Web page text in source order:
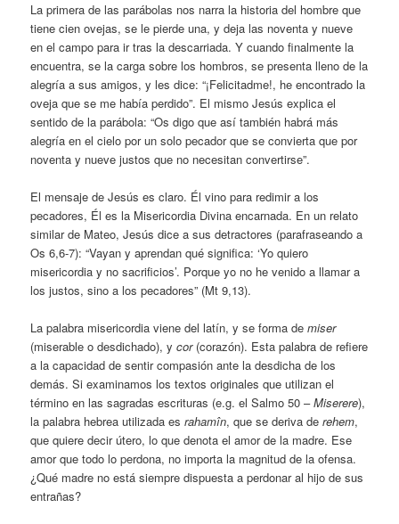
La primera de las parábolas nos narra la historia del hombre que
tiene cien ovejas, se le pierde una, y deja las noventa y nueve
en el campo para ir tras la descarriada. Y cuando finalmente la
encuentra, se la carga sobre los hombros, se presenta lleno de la
alegría a sus amigos, y les dice: “¡Felicitadme!, he encontrado la
oveja que se me había perdido”. El mismo Jesús explica el
sentido de la parábola: “Os digo que así también habrá más
alegría en el cielo por un solo pecador que se convierta que por
noventa y nueve justos que no necesitan convertirse”.
El mensaje de Jesús es claro. Él vino para redimir a los
pecadores, Él es la Misericordia Divina encarnada. En un relato
similar de Mateo, Jesús dice a sus detractores (parafraseando a
Os 6,6-7): “Vayan y aprendan qué significa: ‘Yo quiero
misericordia y no sacrificios’. Porque yo no he venido a llamar a
los justos, sino a los pecadores” (Mt 9,13).
La palabra misericordia viene del latín, y se forma demiser
(miserable o desdichado), ycor(corazón). Esta palabra de refiere
a la capacidad de sentir compasión ante la desdicha de los
demás. Si examinamos los textos originales que utilizan el
término en las sagradas escrituras (e.g. el Salmo 50 –Miserere),
la palabra hebrea utilizada esrahamîn, que se deriva derehem,
que quiere decir útero, lo que denota el amor de la madre. Ese
amor que todo lo perdona, no importa la magnitud de la ofensa.
¿Qué madre no está siempre dispuesta a perdonar al hijo de sus
entrañas?